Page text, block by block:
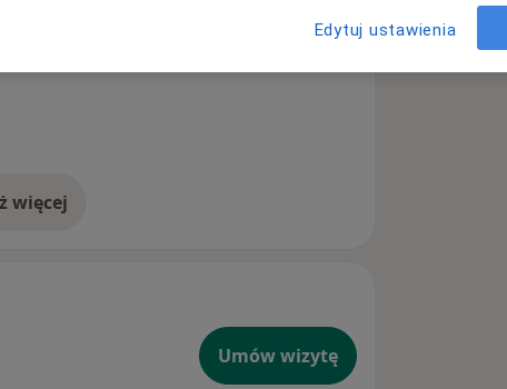
więcej
o doświadczeniu
Umów wizytę
Edytuj ustawienia